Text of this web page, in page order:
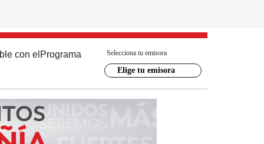
con el Programa Selecciona tu emisora
Elige tu emisora